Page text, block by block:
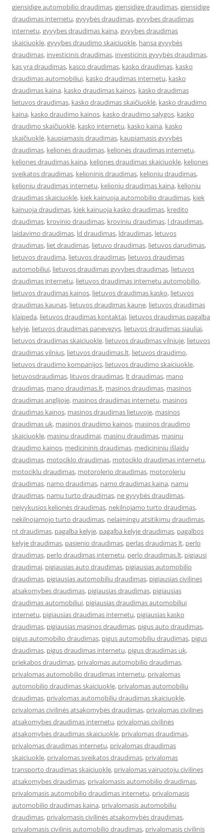
gjensidige automobilio draudimas,gjensidige draudimas,gjensidige
draudimas internetu,gyvybės draudimas,gyvybes draudimas
internetu,gyvybes draudimas kaina,gyvybes draudimas
skaiciuokle,gyvybes draudimo skaiciuokle, hansa gyvybės
draudimas, investicinis draudimas, investicinis gyvybės draudimas,
kas yra draudimas, kasco draudimas, kasko draudimas, kasko
draudimas automobiliui, kasko draudimas internetu, kasko
draudimas kaina, kasko draudimas kainos, kasko draudimas
lietuvos draudimas, kasko draudimas skaičiuoklė, kasko draudimo
kaina, kasko draudimo kainos, kasko draudimo salygos, kasko
draudimo skaičiuoklė, kasko internetu, kasko kaina, kasko
skaičiuoklė, kaupiamasis draudimas, kaupiamasis gyvybės
draudimas, kelionės draudimas, kelionės draudimas internetu,
keliones draudimas kaina, keliones draudimas skaiciuokle, keliones
sveikatos draudimas, kelioninis draudimas, kelioniu draudimas,
kelionių draudimas internetu, kelionių draudimas kaina, kelioniu
draudimas skaiciuokle, kiek kainuoja automobilio draudimas, kiek
kainuoja draudimas, kiek kainuoja kasko draudimas, kredito
draudimas, krovinio draudimas, kroviniu draudimas, l draudimas,
laidavimo draudimas, ld draudimas, ldraudimas, letuvos
draudimas, liet draudimas, lietuvo draudimas, lietuvos darudimas,
lietuvos draudima, lietuvos draudimas, lietuvos draudimas
automobiliui, lietuvos draudimas gyvybes draudimas, lietuvos
draudimas internetu, lietuvos draudimas internetu automobilio,
lietuvos draudimas kainos, lietuvos draudimas kasko, lietuvos
draudimas kaunas, lietuvos draudimas kaune, lietuvos draudimas
klaipeda, lietuvos draudimas kontaktai, lietuvos draudimas pagalba
kelyje, lietuvos draudimas panevezys, lietuvos draudimas siauliai,
lietuvos draudimas skaiciuokle, lietuvos draudimas vilniuje, lietuvos
draudimas vilnius, lietuvos draudimas.lt, lietuvos draudimo,
lietuvos draudimo kompanijos, lietuvos draudimo skaiciuokle,
lietuvosdraudimas, lituvos draudimas, lt draudimas, mano
draudimas, mano draudimas.lt, masinos draudimas, masinos
draudimas anglijoje, masinos draudimas internetu, masinos
draudimas kainos, masinos draudimas lietuvoje, masinos
draudimas uk, masinos draudimo kainos, masinos draudimo
skaiciuokle, masinu draudimai, masinu draudimas, masinu
draudimo kainos, medicininis draudimas, medicininių išlaidų
draudimas, motociklo draudimas, motociklo draudimas internetu,
motociklu draudimas, motorolerio draudimas, motoroleriu
draudimas, namo draudimas, namo draudimas kaina, namu
draudimas, namu turto draudimas, ne gyvybės draudimas,
neįvykusios kelionės draudimas, nekilnojamo turto draudimas,
nekilnojamojo turto draudimas, nelaimingų atsitikimų draudimas,
nt draudimas, pagalba kelyje, pagalba kelyje draudimas, pagalbos
kelyje draudimas, pasienio draudimas, perlas draudimas lt, perlo
draudimas, perlo draudimas internetu, perlo draudimas.lt, pigiausi
draudimai, pigiausias auto draudimas, pigiausias automobilio
draudimas, pigiausias automobiliu draudimas, pigiausias civilines
atsakomybes draudimas, pigiausias draudimas, pigiausias
draudimas automobiliui, pigiausias draudimas automobiliui
internetu, pigiausias draudimas internetu, pigiausias kasko
draudimas, pigiausias masinos draudimas, pigus auto draudimas,
pigus automobilio draudimas, pigus automobiliu draudimas, pigus
draudimas, pigus draudimas internetu, pigus draudimas uk,
priekabos draudimas, privalomas automobilio draudimas,
privalomas automobilio draudimas internetu, privalomas
automobilio draudimas skaiciuokle, privalomas automobiliu
draudimas, privalomas automobiliu draudimas skaiciuokle,
privalomas civilinės atsakomybės draudimas, privalomas civilines
atsakomybes draudimas internetu, privalomas civilinės
atsakomybės draudimas skaiciuokle, privalomas draudimas,
privalomas draudimas internetu, privalomas draudimas
skaiciuokle, privalomas sveikatos draudimas, privalomas
transporto draudimas skaiciuokle, privalomas vairuotoju civilines
atsakomybes draudimas, privalomasis automobilio draudimas,
privalomasis automobilio draudimas internetu, privalomasis
automobilio draudimas kaina, privalomasis automobiliu
draudimas, privalomasis civilinės atsakomybės draudimas,
privalomasis civilinis automobilio draudimas, privalomasis civilinis